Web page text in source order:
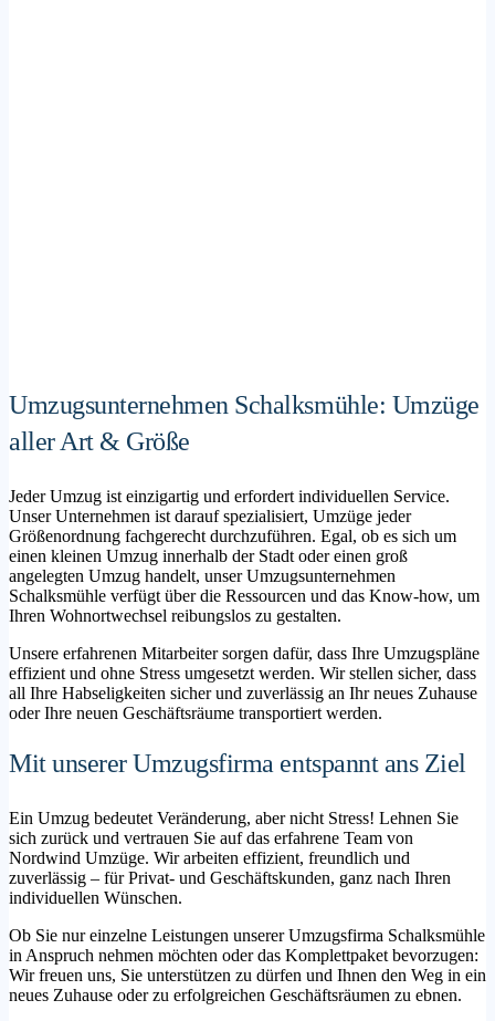
Umzugsunternehmen Schalksmühle: Umzüge
aller Art & Größe
Jeder Umzug ist einzigartig und erfordert individuellen Service.
Unser Unternehmen ist darauf spezialisiert, Umzüge jeder
Größenordnung fachgerecht durchzuführen. Egal, ob es sich um
einen kleinen Umzug innerhalb der Stadt oder einen groß
angelegten Umzug handelt, unser Umzugsunternehmen
Schalksmühle verfügt über die Ressourcen und das Know-how, um
Ihren Wohnortwechsel reibungslos zu gestalten.
Unsere erfahrenen Mitarbeiter sorgen dafür, dass Ihre Umzugspläne
effizient und ohne Stress umgesetzt werden. Wir stellen sicher, dass
all Ihre Habseligkeiten sicher und zuverlässig an Ihr neues Zuhause
oder Ihre neuen Geschäftsräume transportiert werden.
Mit unserer Umzugsfirma entspannt ans Ziel
Ein Umzug bedeutet Veränderung, aber nicht Stress! Lehnen Sie
sich zurück und vertrauen Sie auf das erfahrene Team von
Nordwind Umzüge. Wir arbeiten effizient, freundlich und
zuverlässig – für Privat- und Geschäftskunden, ganz nach Ihren
individuellen Wünschen.
Ob Sie nur einzelne Leistungen unserer Umzugsfirma Schalksmühle
in Anspruch nehmen möchten oder das Komplettpaket bevorzugen:
Wir freuen uns, Sie unterstützen zu dürfen und Ihnen den Weg in ein
neues Zuhause oder zu erfolgreichen Geschäftsräumen zu ebnen.